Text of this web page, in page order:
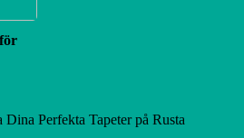
Perfekta Tapeter på Rusta